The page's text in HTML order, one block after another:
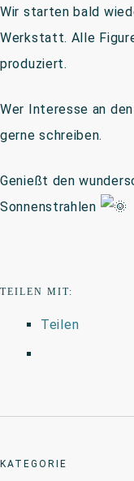
Wir starten bald
Werkstatt. Alle
produziert.
Wer Interesse an
gerne schreiben.
Genießt den
Sonnenstrahlen
TEILEN MIT:
Teilen
KATEGORIE